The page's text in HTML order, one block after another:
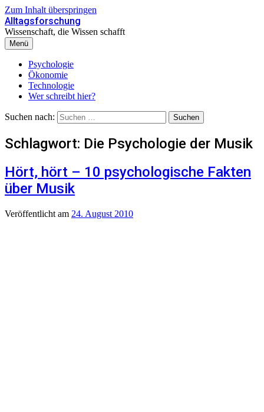
Zum Inhalt überspringen
Alltagsforschung
Wissenschaft, die Wissen schafft
Menü
Psychologie
Ökonomie
Technologie
Wer schreibt hier?
Suchen nach:
Schlagwort: Die Psychologie der Musik
Hört, hört – 10 psychologische Fakten
über Musik
Veröffentlicht am 24. August 2010